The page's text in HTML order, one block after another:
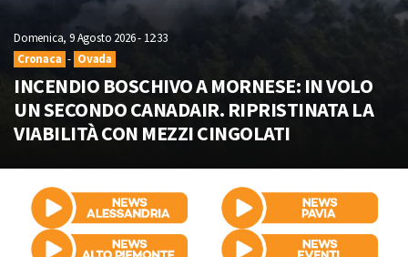
Domenica, 9 Agosto 2026 - 12:33
Cronaca - Ovada
INCENDIO BOSCHIVO A MORNESE: IN VOLO
UN SECONDO CANADAIR. RIPRISTINATA LA
VIABILITÀ CON MEZZI CINGOLATI